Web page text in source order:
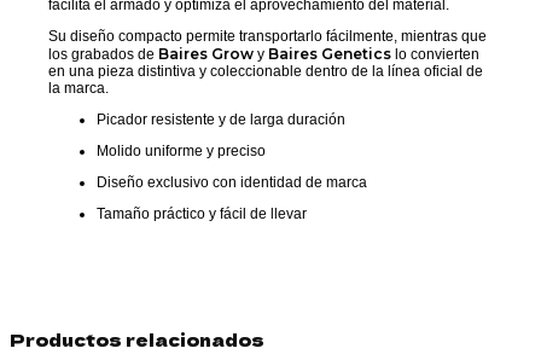
facilita el armado y optimiza el aprovechamiento del material.
Su diseño compacto permite transportarlo fácilmente, mientras que
los grabados de Baires Grow y Baires Genetics lo convierten
en una pieza distintiva y coleccionable dentro de la línea oficial de
la marca.
Picador resistente y de larga duración
Molido uniforme y preciso
Diseño exclusivo con identidad de marca
Tamaño práctico y fácil de llevar
Productos relacionados